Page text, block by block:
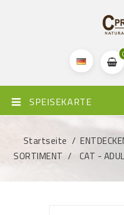
SPEISEKARTE
Startseite
SORTIMENT
CAT -